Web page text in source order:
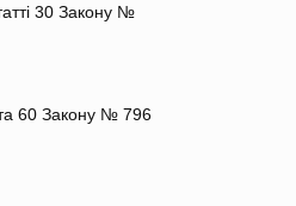
30 Закону №
та 60 Закону № 796